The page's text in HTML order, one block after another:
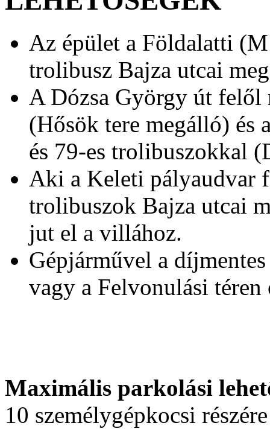
Az épület a Földalatti
trolibusz Bajza utcai
A Dózsa György út felől
(Hősök tere megálló) és
és 79-es trolibuszokkal
Aki a Keleti pályaudvar
trolibuszok Bajza utcai
jut el a villához.
Gépjárművel a
vagy a Felvonulási téren
Maximális parkolási
10 személygépkocsi részére